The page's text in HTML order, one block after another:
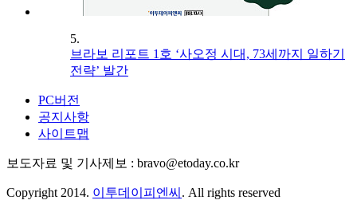
5.
브라보 리포트 1호 ‘사오정 시대, 73세까지 일하기
전략’ 발간
PC버전
공지사항
사이트맵
보도자료 및 기사제보 : bravo@etoday.co.kr
Copyright 2014. 이투데이피엔씨 . All rights reserved